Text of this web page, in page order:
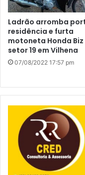
Ladrão arromba
residência e furta
motoneta Honda Biz
setor 19 em Vilhena
07/08/2022 17:57 pm